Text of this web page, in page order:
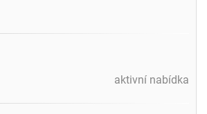
aktivní nabídka